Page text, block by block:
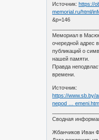
Источник:https://
memorial.ru/html/
&p=146
Мемориал в
очередной адрес
публикаций о
нашей памяти.
Правда
времени.
Источник:
https://www.sb.by/
nepod …
Сводная
Жбанчиков Иван